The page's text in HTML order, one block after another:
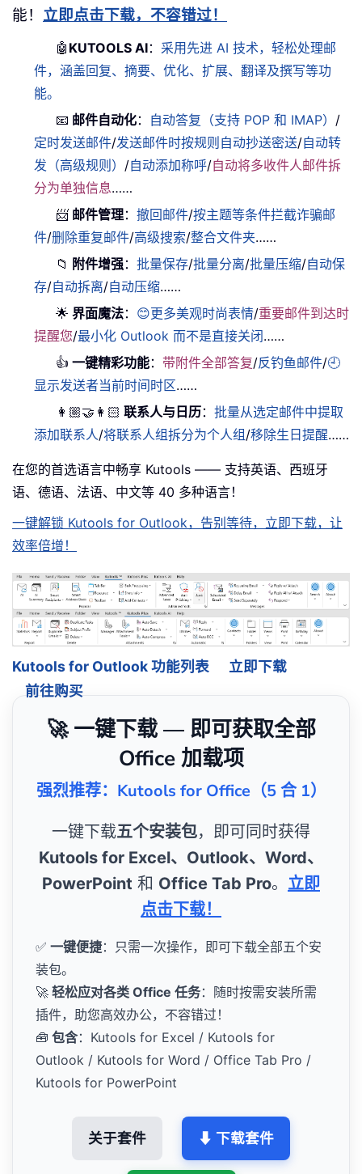
能！ 立即点击下载，不容错过！
🤖 KUTOOLS AI： 采用先进 AI 技术，轻松处理邮
件，涵盖回复、摘要、优化、扩展、翻译及撰写等功
能。
📧 邮件自动化： 自动答复（支持 POP 和 IMAP） /
定时发送邮件/发送邮件时按规则自动抄送密送/自动转
发（高级规则） /自动添加称呼/自动将多收件人邮件拆
分为单独信息……
📨 邮件管理：撤回邮件/按主题等条件拦截诈骗邮
件/删除重复邮件/高级搜索/整合文件夹……
📁 附件增强：批量保存/批量分离/批量压缩/自动保
存/自动拆离/自动压缩……
🌟 界面魔法： 😊更多美观时尚表情/重要邮件到达时
提醒您/最小化 Outlook 而不是直接关闭……
👍 一键精彩功能：带附件全部答复/反钓鱼邮件/🕘
显示发送者当前时间时区……
👩🏼‍🤝‍👩🏻 联系人与日历：批量从选定邮件中提取
添加联系人/将联系人组拆分为个人组/移除生日提醒……
在您的首选语言中畅享 Kutools —— 支持英语、西班牙
语、德语、法语、中文等 40 多种语言！
一键解锁 Kutools for Outlook，告别等待，立即下载，让
效率倍增！
Kutools for Outlook 功能列表
立即下载
前往购买
🚀 一键下载 — 即可获取全部
Office 加载项
强烈推荐：Kutools for Office（5 合 1）
一键下载五个安装包，即可同时获得
Kutools for Excel、Outlook、Word、
PowerPoint 和 Office Tab Pro。 立即
点击下载！
✅ 一键便捷：只需一次操作，即可下载全部五个安
装包。
🚀 轻松应对各类 Office 任务：随时按需安装所需
插件，助您高效办公，不容错过！
🧰 包含：Kutools for Excel / Kutools for
Outlook / Kutools for Word / Office Tab Pro /
Kutools for PowerPoint
关于套件 ⬇ 下载套件